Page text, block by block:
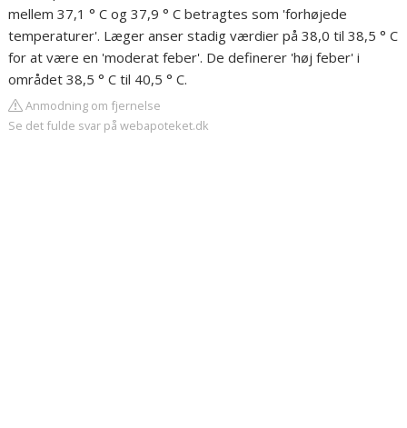
mellem 37,1 ° C og 37,9 ° C betragtes som 'forhøjede
temperaturer'. Læger anser stadig værdier på 38,0 til 38,5 ° C
for at være en 'moderat feber'. De definerer 'høj feber' i
området 38,5 ° C til 40,5 ° C.
Anmodning om fjernelse
Se det fulde svar på webapoteket.dk